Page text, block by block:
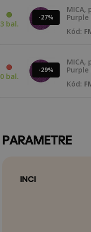
3 bal.
-27%
MICA,
Purple
Kód:
0 bal.
-29%
MICA,
Purple
Kód:
PARAMETRE
INCI